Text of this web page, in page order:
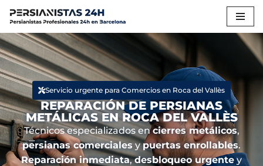
Saltar
al
contenido
Servicio urgente para Comercios en Roca del Vallès
REPARACIÓN DE PERSIANAS
METÁLICAS EN ROCA DEL VALLÈS
Técnicos especializados encierres metálicos,
persianas comercialesypuertas enrollables.
Reparación inmediata,desbloqueo urgente y